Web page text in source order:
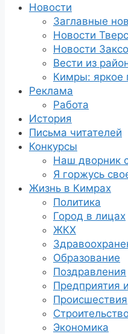
Новости
Заглавные
Новости
Новости
Вести из
Кимры: яркое
Реклама
Работа
История
Письма читателей
Конкурсы
Наш дворник
Я горжусь
Жизнь в Кимрах
Политика
Город в лицах
ЖКХ
Образование
Поздравления
Предприятия
Происшествия
Экономика